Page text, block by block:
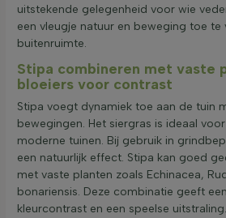
uitstekende gelegenheid voor wie
een vleugje natuur en beweging toe te
buitenruimte.
Stipa combineren met vaste
bloeiers voor contrast
Stipa voegt dynamiek toe aan de tuin
bewegingen. Het siergras is ideaal
moderne tuinen. Bij gebruik in
een natuurlijk effect. Stipa kan goed
met vaste planten zoals Echinacea,
bonariensis. Deze combinatie geeft
kleurcontrast en een speelse